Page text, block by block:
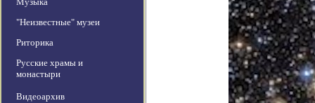
"Неизвестные" музеи
Риторика
Русские храмы и
монастыри
Видеоархив